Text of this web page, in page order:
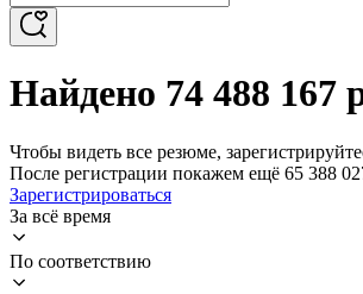
Найдено 74 488 167
Чтобы видеть все резюме,
После регистрации покажем ещё 65 388
Зарегистрироваться
За всё время
По соответствию